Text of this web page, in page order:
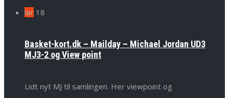
lør 18
Basket-kort.dk – Mailday – Michael Jordan UD3
MJ3-2 og View point
Lidt nyt MJ til samlingen. Her viewpoint og